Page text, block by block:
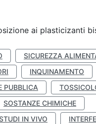
ai plasticizanti
SICUREZZA
INQUINAMENTO
PUBBLICA
SOSTANZE CHIMICHE
IN VIVO